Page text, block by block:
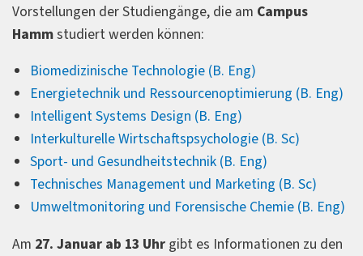
Vorstellungen der Studiengänge, die am Campus
Hammstudiert werden können:
Biomedizinische Technologie (B. Eng)
Energietechnik und Ressourcenoptimierung (B. Eng)
Intelligent Systems Design (B. Eng)
Interkulturelle Wirtschaftspsychologie (B. Sc)
Sport- und Gesundheitstechnik (B. Eng)
Technisches Management und Marketing (B. Sc)
Umweltmonitoring und Forensische Chemie (B. Eng)
Am 27. Januar ab 13 Uhr gibt es Informationen zu den